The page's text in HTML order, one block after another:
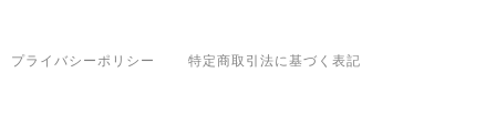
プライバシーポリシー 特定商取引法に基づく表記